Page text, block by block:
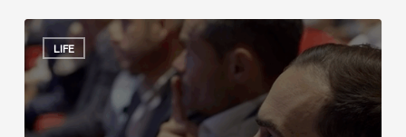
LIFE
Forum
InfraVia
Finance
&
Digital
2025